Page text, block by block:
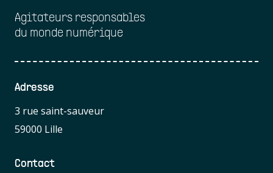
Agitateurs responsables
du monde numérique
Adresse
3 rue saint-sauveur
59000 Lille
Contact